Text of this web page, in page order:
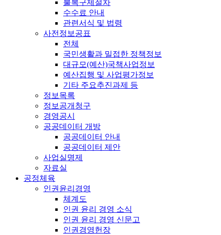
불복구제절차
수수료 안내
관련서식 및 법령
사전정보공표
전체
국민생활과 밀접한 정책정보
대규모(예산)국책사업정보
예산집행 및 사업평가정보
기타 주요추진과제 등
정보목록
정보공개청구
경영공시
공공데이터 개방
공공데이터 안내
공공데이터 제안
사업실명제
자료실
공정체육
인권윤리경영
체계도
인권 윤리 경영 소식
인권 윤리 경영 신문고
인권경영헌장